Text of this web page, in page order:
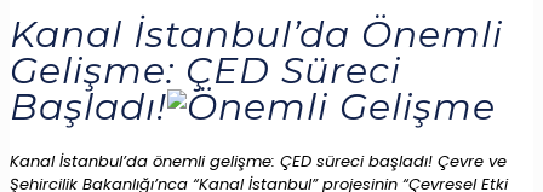
Kanal İstanbul’da Önemli
Gelişme: ÇED Süreci
Başladı!
Kanal İstanbul’da önemli gelişme: ÇED süreci başladı! Çevre ve
Şehircilik Bakanlığı’nca “Kanal İstanbul” projesinin “Çevresel Etki